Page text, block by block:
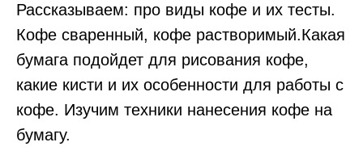
Рассказываем: про виды кофе и их тесты.
Кофе сваренный, кофе растворимый.Какая
бумага подойдет для рисования кофе,
какие кисти и их особенности для работы с
кофе. Изучим техники нанесения кофе на
бумагу.